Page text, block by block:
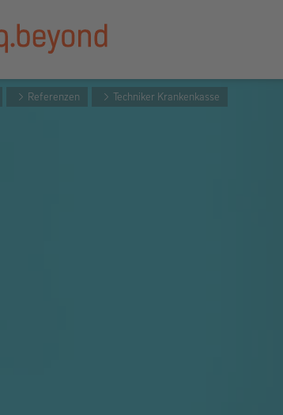
Referenzen Techniker Krankenkasse